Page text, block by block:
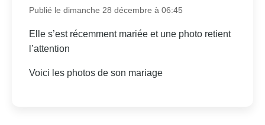
Publié le dimanche 28 décembre à 06:45
Elle s’est récemment mariée et une photo retient
l’attention
Voici les photos de son mariage